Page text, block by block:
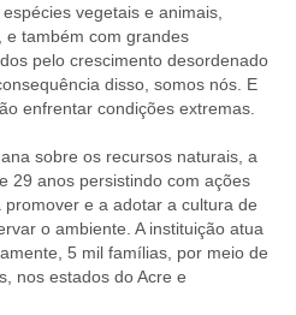
vegetais e animais,
e também com grandes
pelo crescimento desordenado
disso, somos nós. E
enfrentar condições extremas.
sobre os recursos naturais, a
29 anos persistindo com ações
e a adotar a cultura de
o ambiente. A instituição atua
5 mil famílias, por meio de
nos estados do Acre e